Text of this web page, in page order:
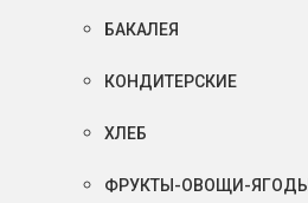
БАКАЛЕЯ
КОНДИТЕРСКИЕ
ХЛЕБ
ФРУКТЫ-ОВОЩИ-ЯГОДЫ